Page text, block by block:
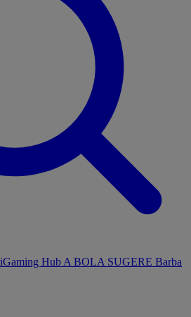
iGaming Hub A BOLA SUGERE Barba